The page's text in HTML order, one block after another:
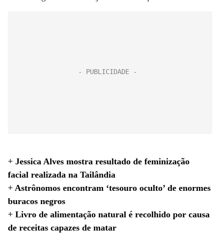
+ Jessica Alves mostra resultado de feminização
facial realizada na Tailândia
+ Astrônomos encontram ‘tesouro oculto’ de enormes
buracos negros
+ Livro de alimentação natural é recolhido por causa
de receitas capazes de matar